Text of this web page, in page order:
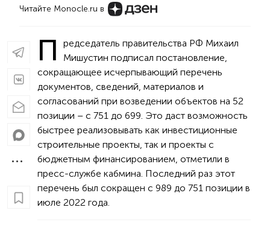
Читайте Monocle.ru в
П
редседатель правительства РФ Михаил
Мишустин подписал постановление,
сокращающее исчерпывающий перечень
документов, сведений, материалов и
согласований при возведении объектов на 52
позиции – с 751 до 699. Это даст возможность
быстрее реализовывать как инвестиционные
строительные проекты, так и проекты с
бюджетным финансированием, отметили в
пресс-службе кабмина. Последний раз этот
перечень был сокращен с 989 до 751 позиции в
июле 2022 года.